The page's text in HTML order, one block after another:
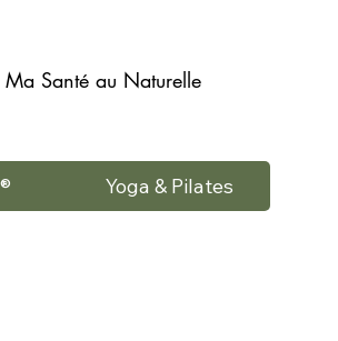
Ma Santé au Naturelle
Yoga & Pilates